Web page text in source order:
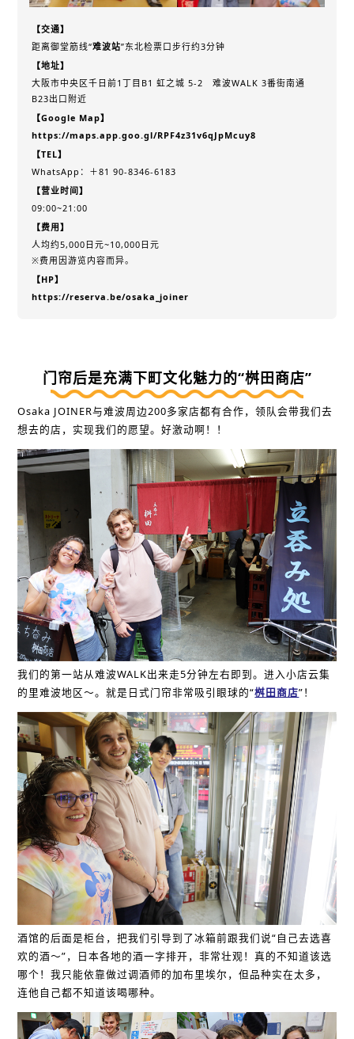
【交通】
距离御堂筋线“难波站”东北检票口步行约3分钟
【地址】
大阪市中央区千日前1丁目B1 虹之城 5-2 难波WALK 3番街南通
B23出口附近
【Google Map】
https://maps.app.goo.gl/RPF4z31v6qJpMcuy8
【TEL】
WhatsApp：＋81 90-8346-6183
【营业时间】
09:00~21:00
【费用】
人均约5,000日元~10,000日元
※费用因游览内容而异。
【HP】
https://reserva.be/osaka_joiner
门帘后是充满下町文化魅力的“桝田商店”
Osaka JOINER与难波周边200多家店都有合作，领队会带我们去
想去的店，实现我们的愿望。好激动啊！！
我们的第一站从难波WALK出来走5分钟左右即到。进入小店云集
的里难波地区～。就是日式门帘非常吸引眼球的“桝田商店”！
酒馆的后面是柜台，把我们引导到了冰箱前跟我们说“自己去选喜
欢的酒～”，日本各地的酒一字排开，非常壮观！真的不知道该选
哪个！我只能依靠做过调酒师的加布里埃尔，但品种实在太多，
连他自己都不知道该喝哪种。